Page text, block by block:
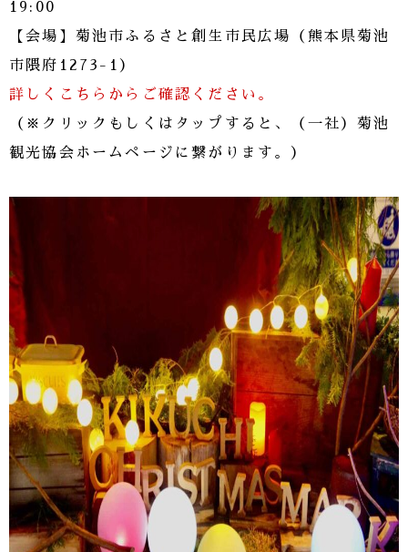
19:00
【会場】菊池市ふるさと創生市民広場（熊本県菊池
市隈府1273-1）
詳しくこちらからご確認ください。
（※クリックもしくはタップすると、（一社）菊池
観光協会ホームページに繋がります。）